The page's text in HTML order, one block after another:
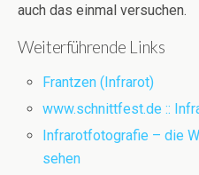
auch das einmal versuchen.
Weiterführende Links
Frantzen (Infrarot)
www.schnittfest.de ::
Infrarotfotografie – die
sehen